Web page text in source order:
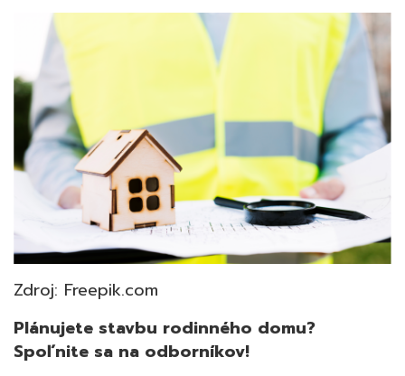
Zdroj: Freepik.com
Plánujete stavbu rodinného domu?
Spoľnite sa na odborníkov!